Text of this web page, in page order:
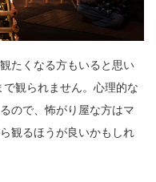
たくなる方もいると思い
観られません。心理的な
ので、怖がり屋な方はマ
観るほうが良いかもしれ